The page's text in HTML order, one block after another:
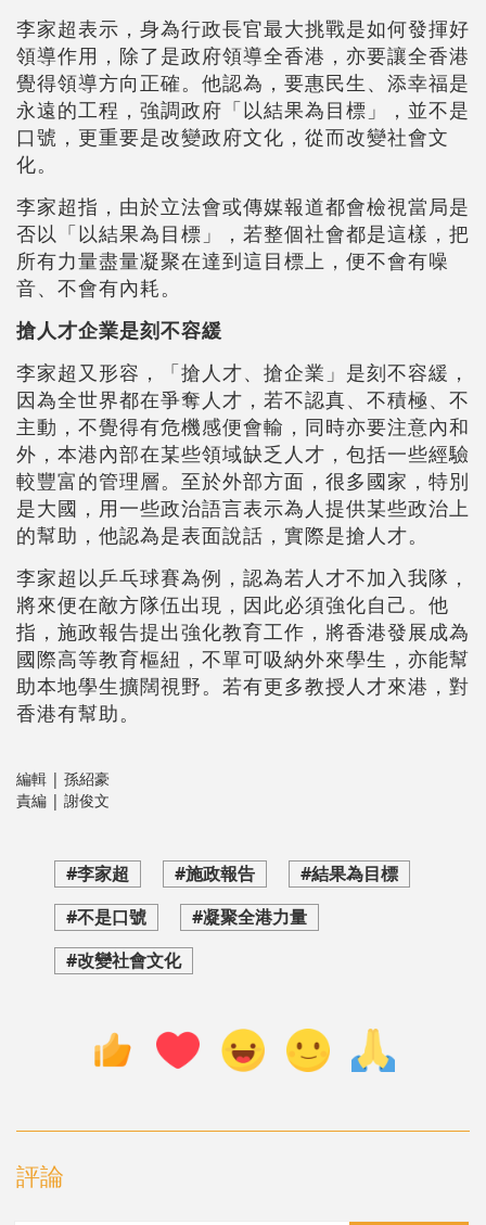
李家超表示，身為行政長官最大挑戰是如何發揮好
領導作用，除了是政府領導全香港，亦要讓全香港
覺得領導方向正確。他認為，要惠民生、添幸福是
永遠的工程，強調政府「以結果為目標」，並不是
口號，更重要是改變政府文化，從而改變社會文
化。
李家超指，由於立法會或傳媒報道都會檢視當局是
否以「以結果為目標」，若整個社會都是這樣，把
所有力量盡量凝聚在達到這目標上，便不會有噪
音、不會有內耗。
搶人才企業是刻不容緩
李家超又形容，「搶人才、搶企業」是刻不容緩，
因為全世界都在爭奪人才，若不認真、不積極、不
主動，不覺得有危機感便會輸，同時亦要注意內和
外，本港內部在某些領域缺乏人才，包括一些經驗
較豐富的管理層。至於外部方面，很多國家，特別
是大國，用一些政治語言表示為人提供某些政治上
的幫助，他認為是表面說話，實際是搶人才。
李家超以乒乓球賽為例，認為若人才不加入我隊，
將來便在敵方隊伍出現，因此必須強化自己。他
指，施政報告提出強化教育工作，將香港發展成為
國際高等教育樞紐，不單可吸納外來學生，亦能幫
助本地學生擴闊視野。若有更多教授人才來港，對
香港有幫助。
編輯 | 孫紹豪
責編 | 謝俊文
#李家超 #施政報告
#結果為目標
#不是口號
#凝聚全港力量
#改變社會文化
評論